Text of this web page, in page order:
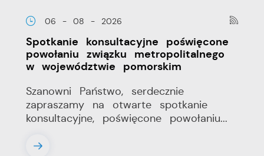
06 - 08 - 2026
Spotkanie konsultacyjne poświęcone
powołaniu związku metropolitalnego
w województwie pomorskim
Szanowni Państwo, serdecznie
zapraszamy na otwarte spotkanie
konsultacyjne, poświęcone powołaniu...